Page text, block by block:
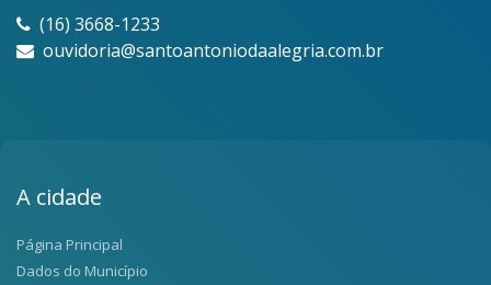
(16) 3668-1233
ouvidoria@santoantoniodaalegria.com.br
A cidade
Página Principal
Dados do Município